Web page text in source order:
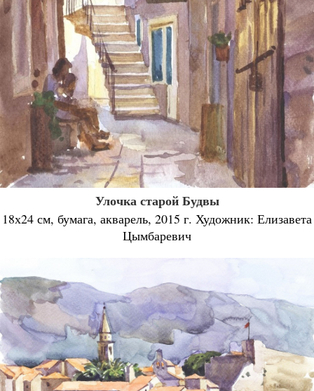
Улочка старой Будвы
18х24 см, бумага, акварель, 2015 г. Художник: Елизавета
Цымбаревич